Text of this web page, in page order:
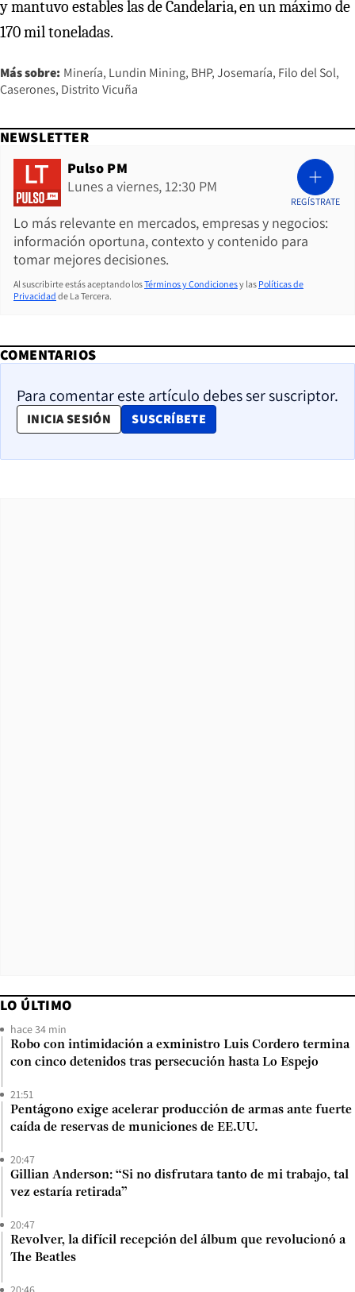
y mantuvo estables las de Candelaria, en un máximo de
170 mil toneladas.
Más sobre: Minería Lundin Mining BHP Josemaría Filo del Sol
Caserones Distrito Vicuña
NEWSLETTER
Pulso PM
Lunes a viernes, 12:30 PM
Lo más relevante en mercados, empresas y negocios:
información oportuna, contexto y contenido para
tomar mejores decisiones.
REGÍSTRATE
Al suscribirte estás aceptando losTérminos y Condicionesy las Políticas de
Privacidad de La Tercera.
COMENTARIOS
Para comentar este artículo debes ser suscriptor.
INICIA SESIÓN SUSCRÍBETE
OPENS IN NEW WINDOW
LO ÚLTIMO
hace 34 min
Robo con intimidación a exministro Luis Cordero termina
con cinco detenidos tras persecución hasta Lo Espejo
21:51
Pentágono exige acelerar producción de armas ante fuerte
caída de reservas de municiones de EE.UU.
20:47
Gillian Anderson: “Si no disfrutara tanto de mi trabajo, tal
vez estaría retirada”
20:47
Revolver, la difícil recepción del álbum que revolucionó a
The Beatles